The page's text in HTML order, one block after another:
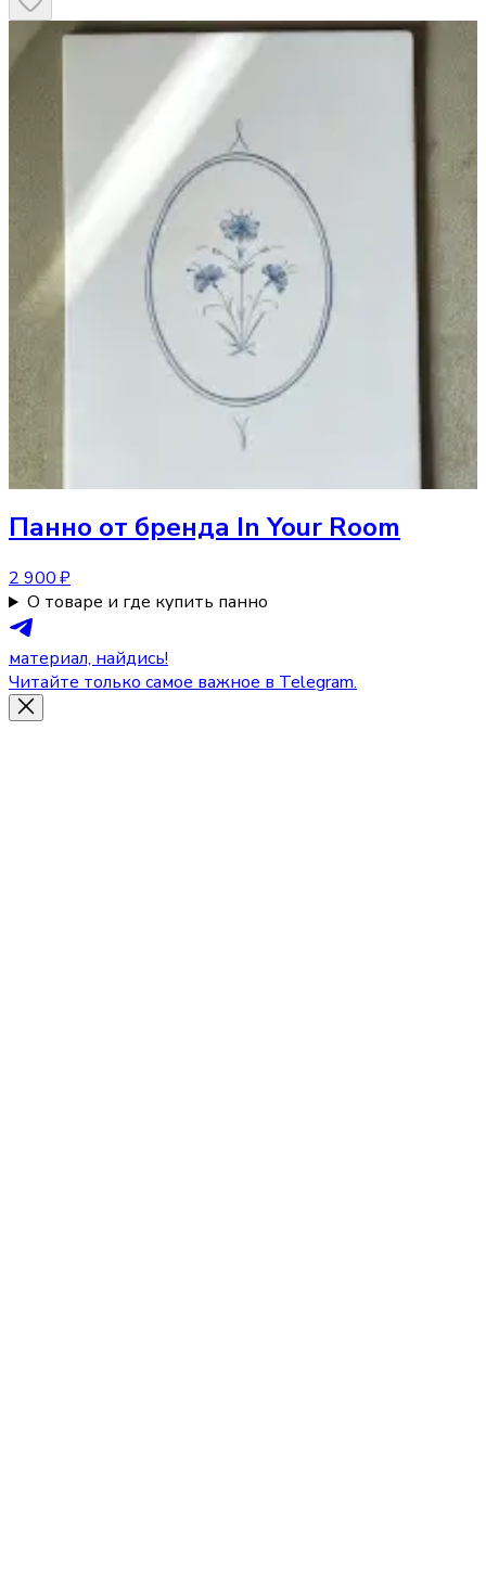
Панно от бренда In Your Room
2 900 ₽
О товаре и где купить панно
материал, найдись!
Читайте только самое важное в Telegram.